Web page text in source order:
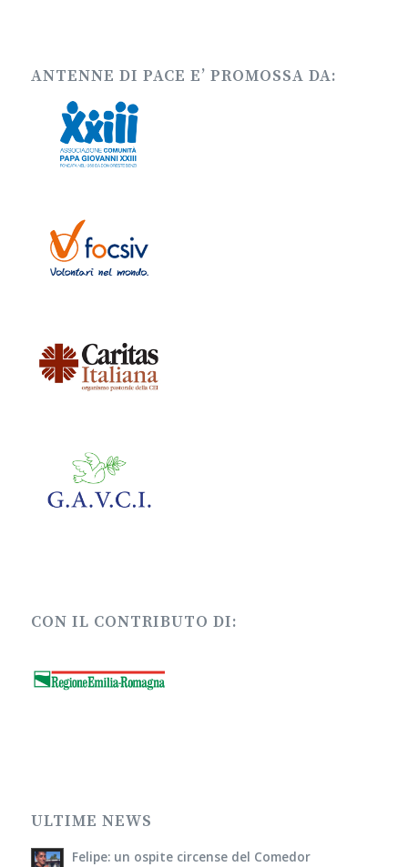
ANTENNE DI PACE E’ PROMOSSA DA:
CON IL CONTRIBUTO DI:
ULTIME NEWS
Felipe: un ospite circense del Comedor